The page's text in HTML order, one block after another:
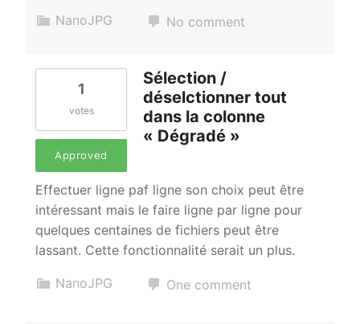
NanoJPG No comment
1
votes
Approved
Sélection /
déselctionner tout
dans la colonne
« Dégradé »
Effectuer ligne paf ligne son choix peut être
intéressant mais le faire ligne par ligne pour
quelques centaines de fichiers peut être
lassant. Cette fonctionnalité serait un plus.
NanoJPG One comment